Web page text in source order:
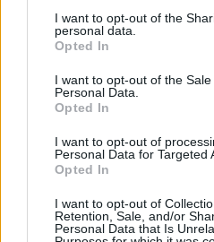
I want to opt-out of the
personal data.
Opted In
I want to opt-out of the
Personal Data.
Opted In
I want to opt-out of
Personal Data for Targeted
Opted In
I want to opt-out of
Retention, Sale, and/or
Personal Data that Is
00:00